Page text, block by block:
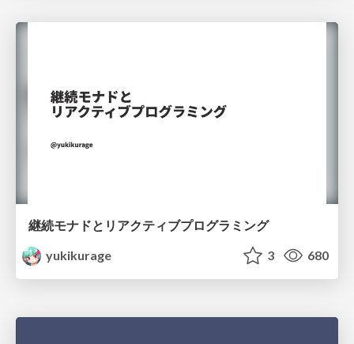
継続モナドとリアクティブプログラミング
yukikurage
3 680